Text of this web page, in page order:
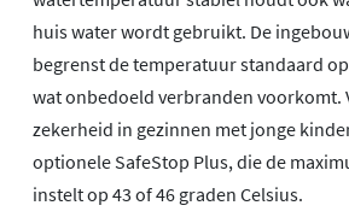
huis water wordt gebruikt. De
begrenst de temperatuur standaard
wat onbedoeld verbranden voorkomt.
zekerheid in gezinnen met jonge
optionele SafeStop Plus, die de
instelt op 43 of 46 graden Celsius.